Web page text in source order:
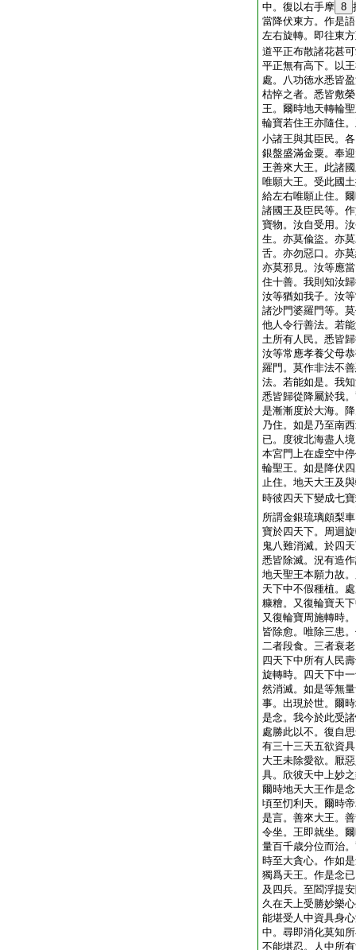
中。復以右手摩 8
當降伏東方。作是
左右旋轉。即往東
道平正布散諸花甚
平正無有高下。以
處。八功徳水悉皆
枯悴之者。悉皆敷
王。爾時地天轉輪
輪寶若住王亦隨住
小諸王與其臣民。
銀盤盛滿金粟。奉
王善來大王。此諸
唯願大王。受此國
給左右唯願止住。
諸國王及臣民等。
寶物。汝自受用。
生。亦莫偸盜。亦
舌。亦勿惡口。亦
亦莫邪見。汝等應
住十善。我則知汝
汝等猶如我子。汝
諸沙門婆羅門等。
他人令行善法。若
土所有人民。悉皆
汝等常應孝養父母
羅門。莫作非法不
法。若能如是。我
悉皆歸從降屬於我
是漸漸度於大海。
乃住。如是乃至南
已。度彼北海盡人
本宮門上在虚空中
輪聖王。如是降伏
止住。地天大王及
時彼四天下變成七
所謂金銀琉璃頗梨車
寶於四天下。周迴
鬼八難消滅。於四
悉皆除滅。況有造
地天聖王本願力故
天下中不假種植。
糠糩。又復輪寶天
又復輪寶周施轉時
皆除愈。唯除三患
二者段食。三者衰
四天下中所有人民
旋轉時。四天下中
然消滅。如是等無
事。出現於世。爾
是念。我今於此受
處勝此以不。復自
有三十三天五欲資
大王未除愛欲。厭
具。欣彼天中上妙
爾時地天大王作是
頃至忉利天。爾時
是言。善來大王。
令坐。王即就坐。
量百千歳分位而治
時至大貪心。作如
獨爲天王。作是念
及四兵。至閻浮提
久在天上受勝妙樂
能堪受人中資具身
中。尋即消化莫知
不能堪忍。人中所